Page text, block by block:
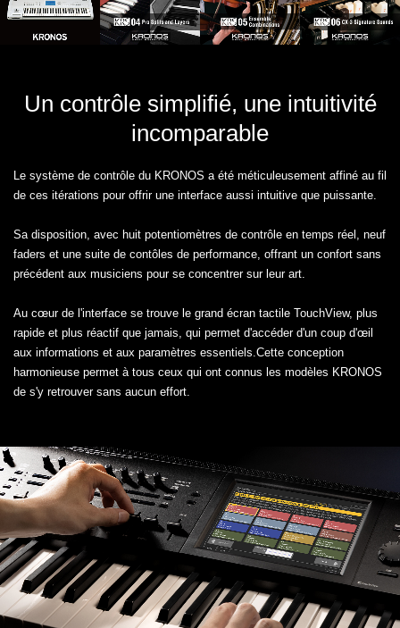
Un contrôle simplifié, une intuitivité
incomparable
Le système de contrôle du KRONOS a été méticuleusement affiné au fil
de ces itérations pour offrir une interface aussi intuitive que puissante.
Sa disposition, avec huit potentiomètres de contrôle en temps réel, neuf
faders et une suite de contôles de performance, offrant un confort sans
précédent aux musiciens pour se concentrer sur leur art.
Au cœur de l'interface se trouve le grand écran tactile TouchView, plus
rapide et plus réactif que jamais, qui permet d'accéder d'un coup d'œil
aux informations et aux paramètres essentiels.Cette conception
harmonieuse permet à tous ceux qui ont connus les modèles KRONOS
de s'y retrouver sans aucun effort.